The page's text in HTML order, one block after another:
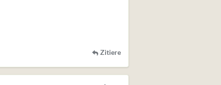
Zitiere